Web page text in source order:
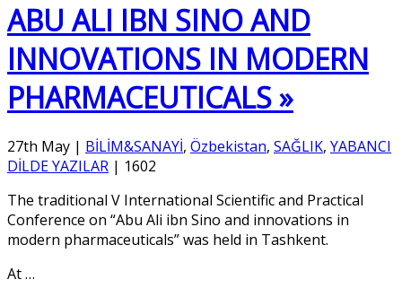
ABU ALI IBN SINO AND
INNOVATIONS IN MODERN
PHARMACEUTICALS »
27th May | BİLİM&SANAYİ, Özbekistan, SAĞLIK, YABANCI
DİLDE YAZILAR | 1602
The traditional V International Scientific and Practical
Conference on “Abu Ali ibn Sino and innovations in
modern pharmaceuticals” was held in Tashkent.
At…